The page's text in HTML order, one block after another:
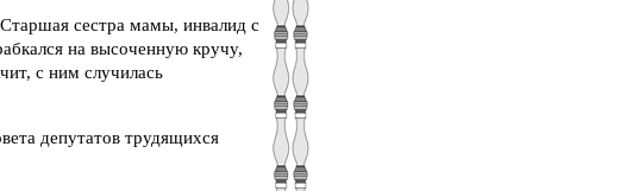
сестра мамы, инвалид с
на высоченную кручу,
с ним случилась
депутатов трудящихся